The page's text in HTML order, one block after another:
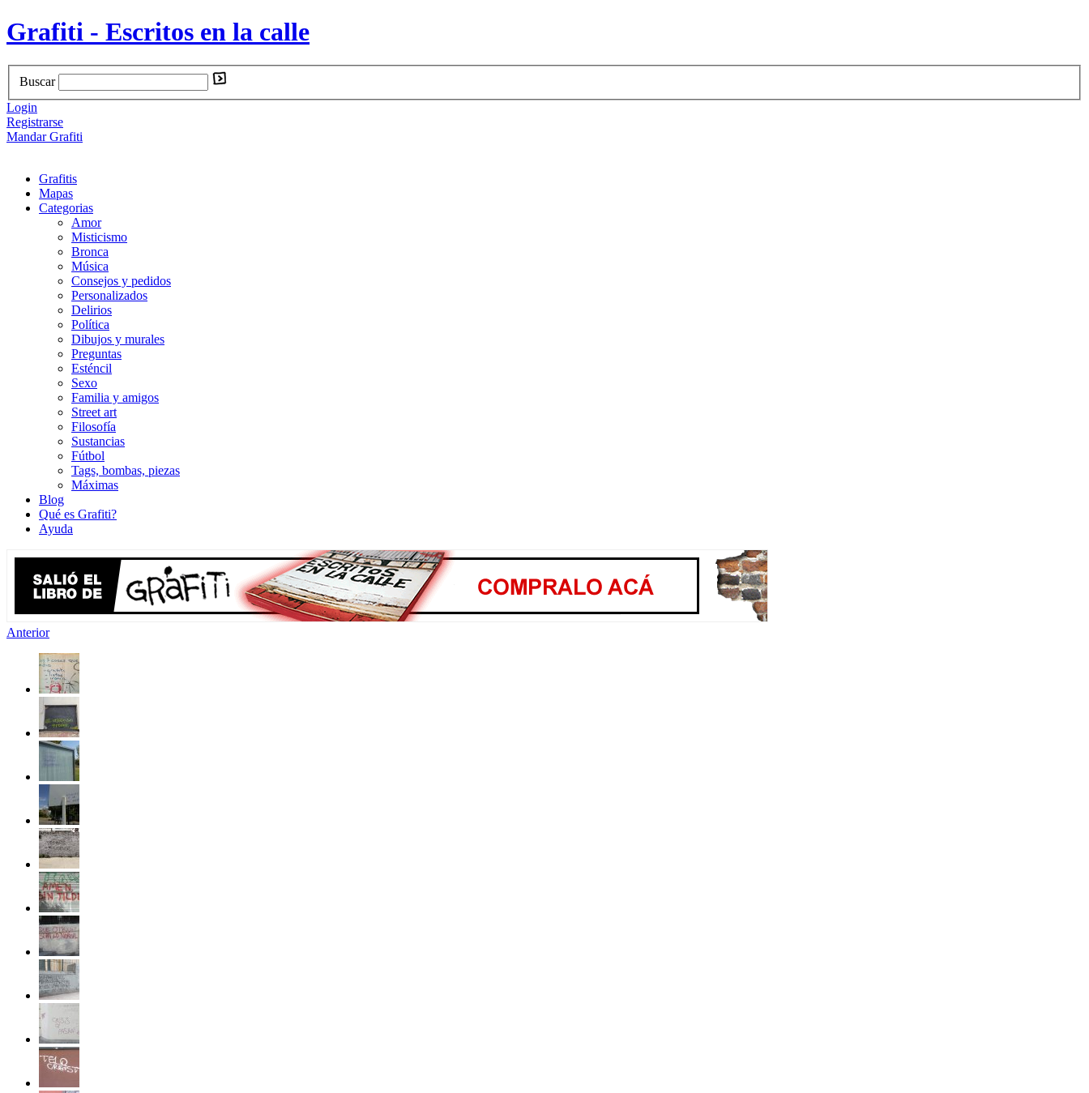
Grafiti - Escritos en la calle
Buscar
Login
Registrarse
Mandar Grafiti
Grafitis
Mapas
Categorias
Amor
Misticismo
Bronca
Música
Consejos y pedidos
Personalizados
Delirios
Política
Dibujos y murales
Preguntas
Esténcil
Sexo
Familia y amigos
Street art
Filosofía
Sustancias
Fútbol
Tags, bombas, piezas
Máximas
Blog
Qué es Grafiti?
Ayuda
Anterior